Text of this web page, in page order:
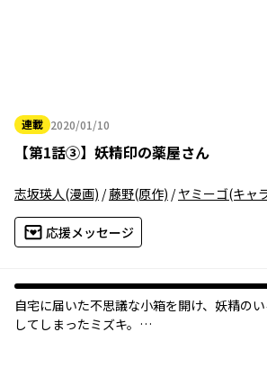
連載 2020/01/10
2020年01月10日
【第1話③】 妖精印の薬屋さん
志坂瑛人(漫画) /藤野(原作) /ヤミーゴ(キャ
応援メッセージ
自宅に届いた不思議な小箱を開け、妖精の
してしまったミズキ。